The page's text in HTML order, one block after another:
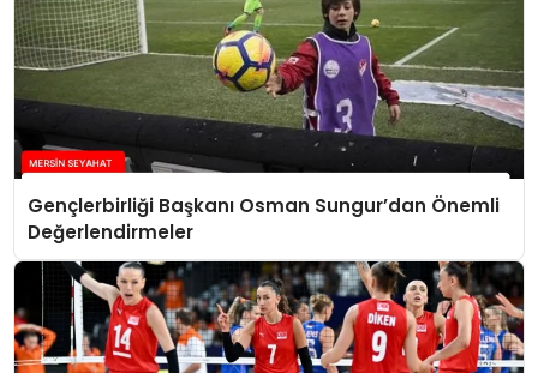
Gençlerbirliği Başkanı Osman Sungur’dan Önemli
Değerlendirmeler